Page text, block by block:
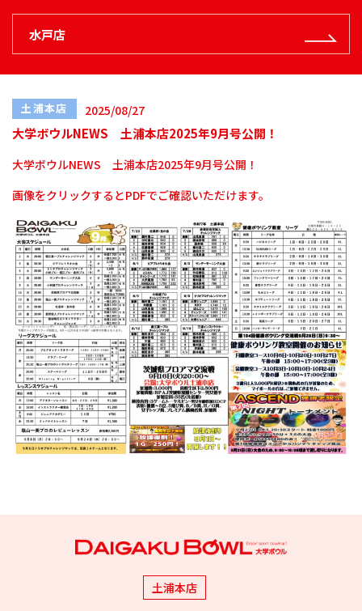
水戸店
土浦本店 2025/08/27
大学ボウルNEWS 土浦本店2025年9月号公開！
大学ボウルNEWS 土浦本店2025年9月号公開！
画像をクリックするとPDFでご確認いただけます。
土浦本店